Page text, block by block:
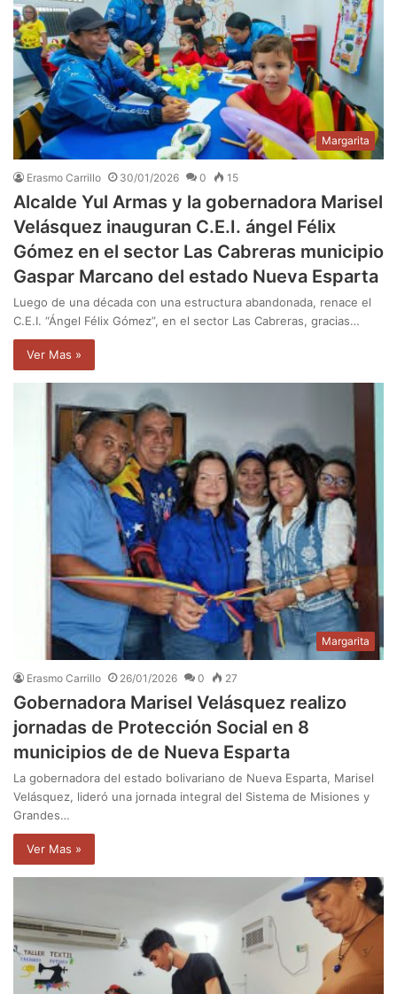
Margarita
Erasmo Carrillo 30/01/2026 0 15
Alcalde Yul Armas y la gobernadora Marisel
Velásquez inauguran C.E.I. ángel Félix
Gómez en el sector Las Cabreras municipio
Gaspar Marcano del estado Nueva Esparta
Luego de una década con una estructura abandonada, renace el
C.E.I. “Ángel Félix Gómez”, en el sector Las Cabreras, gracias…
Ver Mas »
Margarita
Erasmo Carrillo 26/01/2026 0 27
Gobernadora Marisel Velásquez realizo
jornadas de Protección Social en 8
municipios de de Nueva Esparta
La gobernadora del estado bolivariano de Nueva Esparta, Marisel
Velásquez, lideró una jornada integral del Sistema de Misiones y
Grandes…
Ver Mas »